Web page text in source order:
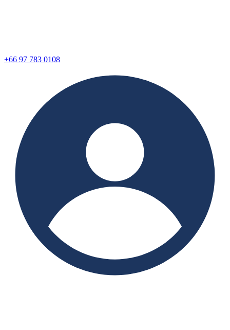
+66 97 783 0108